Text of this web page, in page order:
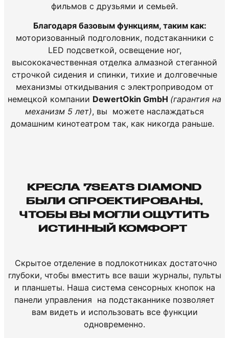
фильмов с друзьями и семьей.
Благодаря базовым функциям, таким как:
моторизованный подголовник, подстаканники с
LED подсветкой, освещение ног,
высококачественная отделка алмазной стеганной
строчкой сидения и спинки, тихие и долговечные
механизмы откидывания с электроприводом от
немецкой компании DewertOkin GmbH (гарантия на
механизм 5 лет), вы можете наслаждаться
домашним кинотеатром так, как никогда раньше.
КРЕСЛА 7SEATS DIAMOND
БЫЛИ СПРОЕКТИРОВАНЫ,
ЧТОБЫ ВЫ МОГЛИ ОЩУТИТЬ
ИСТИННЫЙ КОМФОРТ
Скрытое отделение в подлокотниках достаточно
глубоки, чтобы вместить все ваши журналы, пульты
и планшеты. Наша система сенсорных кнопок на
панели управления на подстаканнике позволяет
вам видеть и использовать все функции
одновременно.